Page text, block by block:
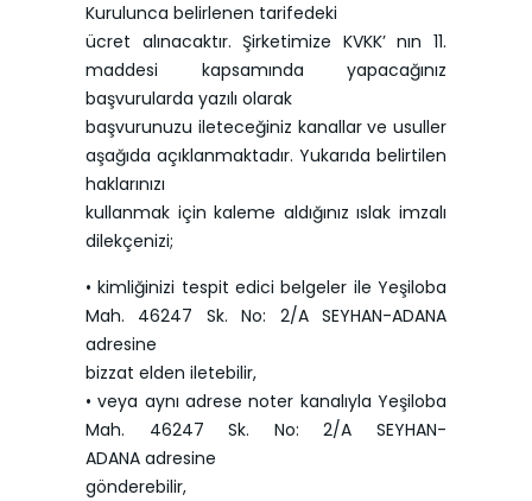
Kurulunca belirlenen tarifedeki
ücret alınacaktır. Şirketimize KVKK’ nın 11.
maddesi kapsamında yapacağınız
başvurularda yazılı olarak
başvurunuzu ileteceğiniz kanallar ve usuller
aşağıda açıklanmaktadır. Yukarıda belirtilen
haklarınızı
kullanmak için kaleme aldığınız ıslak imzalı
dilekçenizi;
• kimliğinizi tespit edici belgeler ile Yeşiloba
Mah. 46247 Sk. No: 2/A SEYHAN-ADANA
adresine
bizzat elden iletebilir,
• veya aynı adrese noter kanalıyla Yeşiloba
Mah. 46247 Sk. No: 2/A SEYHAN-
ADANA adresine
gönderebilir,